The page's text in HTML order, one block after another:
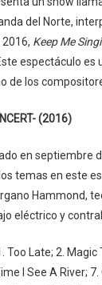
del Norte,
Keep Me
espectáculo es
de los
(2016)
en septiembre
temas en este
Hammond,
eléctrico y
Too Late; 2.
I See A River;